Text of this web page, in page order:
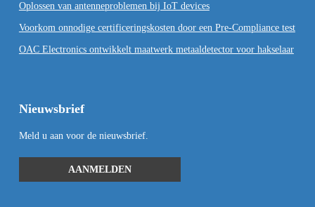
Oplossen van antenneproblemen bij IoT devices
Voorkom onnodige certificeringskosten door een Pre-Compliance test
OAC Electronics ontwikkelt maatwerk metaaldetector voor hakselaar
Nieuwsbrief
Meld u aan voor de nieuwsbrief.
AANMELDEN